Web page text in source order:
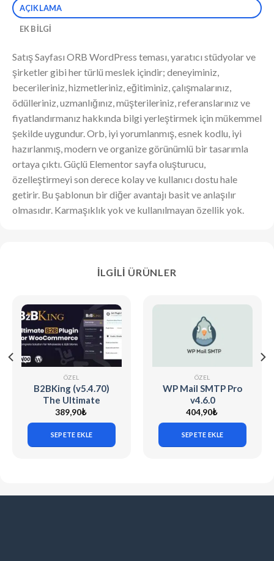
AÇIKLAMA
EK BILGI
Satış Sayfası ORB WordPress teması, yaratıcı stüdyolar ve
şirketler gibi her türlü meslek içindir; deneyiminiz,
becerileriniz, hizmetleriniz, eğitiminiz, çalışmalarınız,
ödülleriniz, uzmanlığınız, müşterileriniz, referanslarınız ve
fiyatlandırmanız hakkında bilgi yerleştirmek için mükemmel
şekilde uygundur. Orb, iyi yorumlanmış, esnek kodlu, iyi
hazırlanmış, modern ve organize görünümlü bir tasarımla
ortaya çıktı. Güçlü Elementor sayfa oluşturucu,
özelleştirmeyi son derece kolay ve kullanıcı dostu hale
getirir. Bu şablonun bir diğer avantajı basit ve anlaşılır
olmasıdır. Karmaşıklık yok ve kullanılmayan özellik yok.
İLGILI ÜRÜNLER
ÖZEL
B2BKing (v5.4.70)
The Ultimate
WooCommerce B2B
& Wholesale Plugin
389,90₺
SEPETE EKLE
ÖZEL
WP Mail SMTP Pro
v4.6.0
404,90₺
SEPETE EKLE